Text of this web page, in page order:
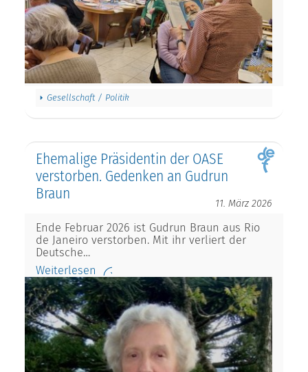
Gesellschaft / Politik
Ehemalige Präsidentin der OASE
verstorben. Gedenken an Gudrun
Braun
11. März 2026
Ende Februar 2026 ist Gudrun Braun aus Rio
de Janeiro verstorben. Mit ihr verliert der
Deutsche…
Weiterlesen